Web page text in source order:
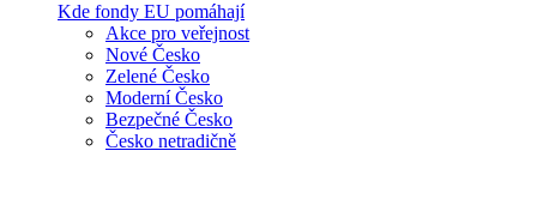
Kde fondy EU pomáhají
Akce pro veřejnost
Nové Česko
Zelené Česko
Moderní Česko
Bezpečné Česko
Česko netradičně